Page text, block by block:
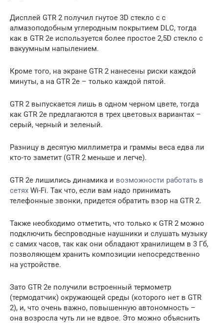
Дисплей GTR 2 получил гнутое 3D стекло с с
алмазоподобным углеродным покрытием DLC, тогда
как в GTR 2e используется более простое 2,5D стекло с
вакуумным напылением.
Кроме того, на экране GTR 2 нанесены риски каждой
минуты, а на GTR 2e – только каждой пятой.
GTR 2 выпускается лишь в одном черном цвете, тогда
как GTR 2e предлагаются в трех цветовых вариантах –
серый, черный и зеленый.
Разницу в десятую миллиметра и граммы веса едва ли
кто-то заметит (GTR 2 меньше и легче).
GTR 2e лишились динамика и возможности работать в
сетях Wi-Fi. Так что, если вам надо принимать
телефонные звонки, придется обратить взор на GTR 2.
Также необходимо отметить, что только к GTR 2 можно
подключить беспроводные наушники и слушать музыку
с самих часов, так как они обладают хранилищем в 3 Гб,
позволяющем хранить композиции непосредственно
на устройстве.
Зато GTR 2e получили встроенный термометр
(термодатчик) окружающей среды (которого нет в GTR
2), и, что очень важно, повышенную автономность –
она возросла чуть ли не вдвое. Это можно объяснить